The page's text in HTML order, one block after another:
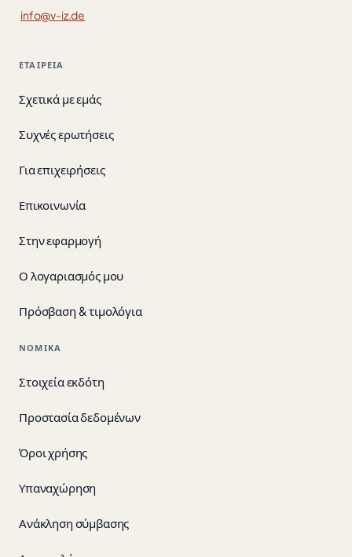
info@v-iz.de
ΕΤΑΙΡΕΊΑ
Σχετικά με εμάς
Συχνές ερωτήσεις
Για επιχειρήσεις
Επικοινωνία
Στην εφαρμογή
Ο λογαριασμός μου
Πρόσβαση & τιμολόγια
ΝΟΜΙΚΆ
Στοιχεία εκδότη
Προστασία δεδομένων
Όροι χρήσης
Υπαναχώρηση
Ανάκληση σύμβασης